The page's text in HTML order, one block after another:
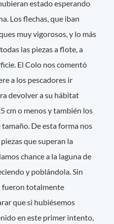
estado esperando
Los flechas, que iban
muy vigorosos, y lo más
las piezas a flote, a
El Colo nos comentó
a los pescadores ir
devolver a su hábitat
cm o menos y también los
De esta forma nos
que superan la
chance a la laguna de
y poblándola. Sin
fueron totalmente
que si hubiésemos
en este primer intento,